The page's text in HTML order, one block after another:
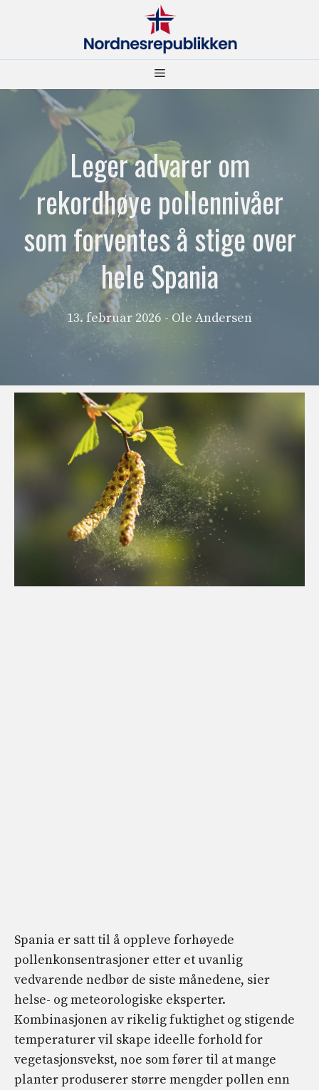
Meny
Leger advarer om
rekordhøye pollennivåer
som forventes å stige over
hele Spania
13. februar 2026 - Ole Andersen
Spania er satt til å oppleve forhøyede
pollenkonsentrasjoner etter et uvanlig
vedvarende nedbør de siste månedene, sier
helse- og meteorologiske eksperter.
Kombinasjonen av rikelig fuktighet og stigende
temperaturer vil skape ideelle forhold for
vegetasjonsvekst, noe som fører til at mange
planter produserer større mengder pollen enn